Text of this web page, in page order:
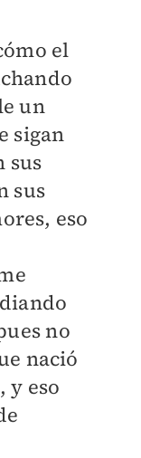
el
un
sigan
sus
sus
eso
no
nació
y eso